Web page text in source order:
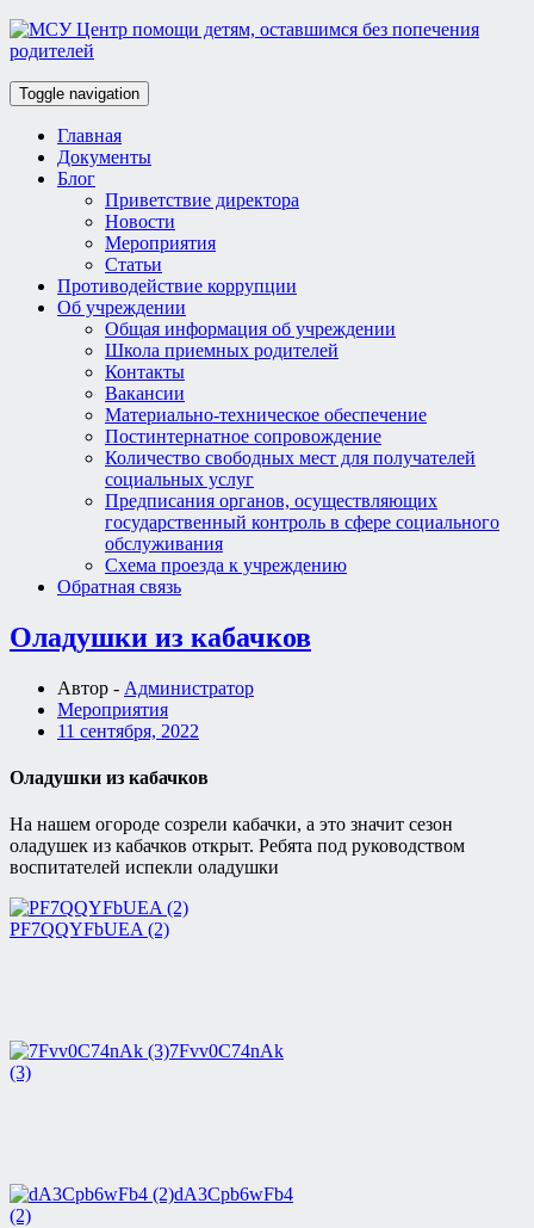
Toggle navigation
Главная
Документы
Блог
Приветствие директора
Новости
Мероприятия
Статьи
Противодействие коррупции
Об учреждении
Общая информация об учреждении
Школа приемных родителей
Контакты
Вакансии
Материально-техническое обеспечение
Постинтернатное сопровождение
Количество свободных мест для получателей
социальных услуг
Предписания органов, осуществляющих
государственный контроль в сфере социального
обслуживания
Схема проезда к учреждению
Обратная связь
Оладушки из кабачков
Автор - Администратор
Мероприятия
11 сентября, 2022
Оладушки из кабачков
На нашем огороде созрели кабачки, а это значит сезон
оладушек из кабачков открыт. Ребята под руководством
воспитателей испекли оладушки
PF7QQYFbUEA (2)
7Fvv0C74nAk
(3)
dA3Cpb6wFb4
(2)